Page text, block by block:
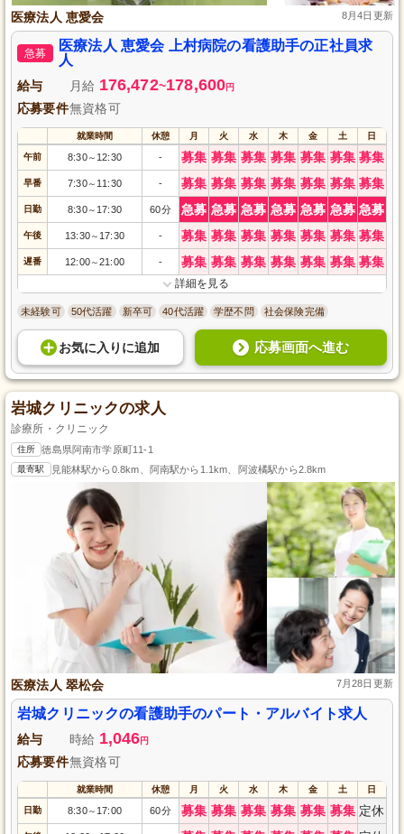
医療法人 恵愛会 8月4日更新
急募
医療法人 恵愛会 上村病院の看護助手の正社員求
人
給与 月給 176,472~178,600円
応募要件無資格可
就業時間 休憩 月 火 水 木 金 土 日
午前 8:30～ 12:30 - 募集 募集 募集 募集 募集 募集 募集
早番 7:30～ 11:30 - 募集 募集 募集 募集 募集 募集 募集
日勤 8:30～ 17:30 60分 急募 急募 急募 急募 急募 急募 急募
午後 13:30～ 17:30 - 募集 募集 募集 募集 募集 募集 募集
遅番 12:00～21:00 - 募集 募集 募集 募集 募集 募集 募集
詳細を見る
未経験可 50代活躍 新卒可 40代活躍 学歴不問 社会保険完備
お気に入り に追加 応募画面へ進む
岩城クリニックの求人
診療所・クリニック
住所 徳島県阿南市学原町11-1
最寄駅 見能林駅から0.8km、阿南駅から1.1km、阿波橘駅から2.8km
医療法人 翠松会 7月28日更新
岩城クリニックの看護助手のパート・アルバイト求人
給与 時給 1,046円
応募要件無資格可
就業時間 休憩 月 火 水 木 金 土 日
日勤 8:30～ 17:00 60分 募集 募集 募集 募集 募集 募集 定休